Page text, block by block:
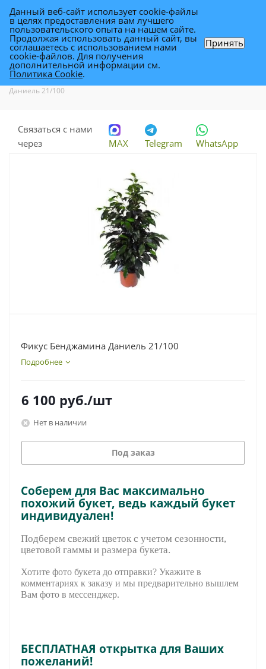
Фикус Бенджамина Даниель 21/100
Каталог - Растения -
Даниель 21/100
Связаться с нами
через
MAX Telegram WhatsApp
Фикус Бенджамина Даниель 21/100
Подробнее
6 100 руб./шт
Нет в наличии
Под заказ
Соберем для Вас максимально
похожий букет, ведь каждый букет
индивидуален!
Подберем свежий цветок с учетом сезонности,
цветовой гаммы и размера букета.
Хотите фото букета до отправки? Укажите в
комментариях к заказу и мы предварительно вышлем
Вам фото в мессенджер.
БЕСПЛАТНАЯ открытка для Ваших
пожеланий!
Данный веб-сайт использует cookie-файлы
в целях предоставления вам лучшего
пользовательского опыта на нашем сайте.
Продолжая использовать данный сайт, вы
соглашаетесь с использованием нами
cookie-файлов. Для получения
дополнительной информации см.
Политика Cookie.
Принять